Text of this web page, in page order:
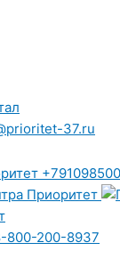
37.ru
800-200-8937